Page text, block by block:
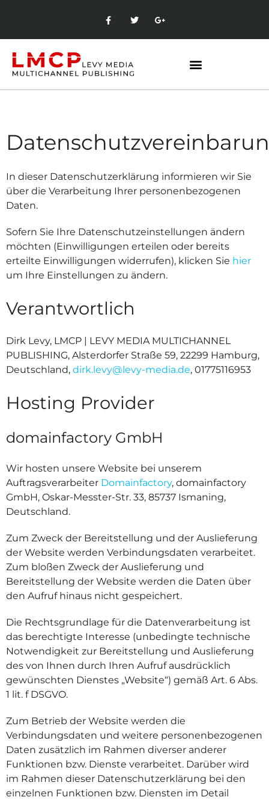
In dieser Datenschutzerklärung informieren wir Sie
über die Verarbeitung Ihrer personenbezogenen
Daten.
Sofern Sie Ihre Datenschutzeinstellungen ändern
möchten (Einwilligungen erteilen oder bereits
erteilte Einwilligungen widerrufen), klicken Sie hier
um Ihre Einstellungen zu ändern.
Verantwortlich
Dirk Levy, LMCP | LEVY MEDIA MULTICHANNEL
PUBLISHING, Alsterdorfer Straße 59, 22299 Hamburg,
Deutschland, dirk.levy@levy-media.de, 01775116953
Hosting Provider
domainfactory GmbH
Wir hosten unsere Website bei unserem
Auftragsverarbeiter Domainfactory, domainfactory
GmbH, Oskar-Messter-Str. 33, 85737 Ismaning,
Deutschland.
Zum Zweck der Bereitstellung und der Auslieferung
der Website werden Verbindungsdaten verarbeitet.
Zum bloßen Zweck der Auslieferung und
Bereitstellung der Website werden die Daten über
den Aufruf hinaus nicht gespeichert.
Die Rechtsgrundlage für die Datenverarbeitung ist
das berechtigte Interesse (unbedingte technische
Notwendigkeit zur Bereitstellung und Auslieferung
des von Ihnen durch Ihren Aufruf ausdrücklich
gewünschten Dienstes „Website“) gemäß Art. 6 Abs.
1 lit. f DSGVO.
Zum Betrieb der Website werden die
Verbindungsdaten und weitere personenbezogenen
Daten zusätzlich im Rahmen diverser anderer
Funktionen bzw. Dienste verarbeitet. Darüber wird
im Rahmen dieser Datenschutzerklärung bei den
einzelnen Funktionen bzw. Diensten im Detail